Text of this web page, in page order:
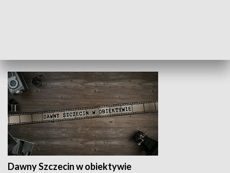
Dawny Szczecin w obiektywie